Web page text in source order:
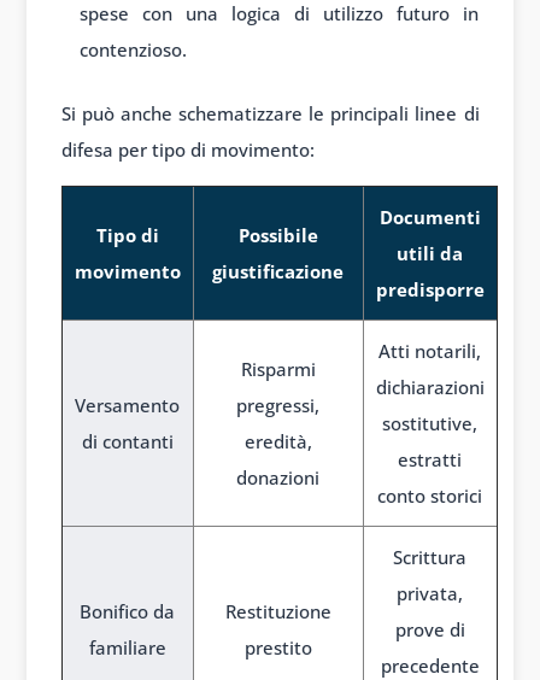
spese con una logica di utilizzo futuro in
contenzioso.
Si può anche schematizzare le principali linee di
difesa per tipo di movimento:
Tipo di
movimento
Possibile
giustificazione
Documenti
utili da
predisporre
Versamento
di contanti
Risparmi
pregressi,
eredità,
donazioni
Atti notarili,
dichiarazioni
sostitutive,
estratti
conto storici
Bonifico da
familiare
Restituzione
prestito
Scrittura
privata,
prove di
precedente